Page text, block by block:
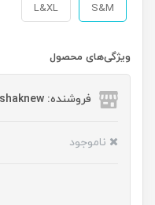
S&M
L&XL
ویژگی‌های محصول
فروشنده: pushaknew
ناموجود